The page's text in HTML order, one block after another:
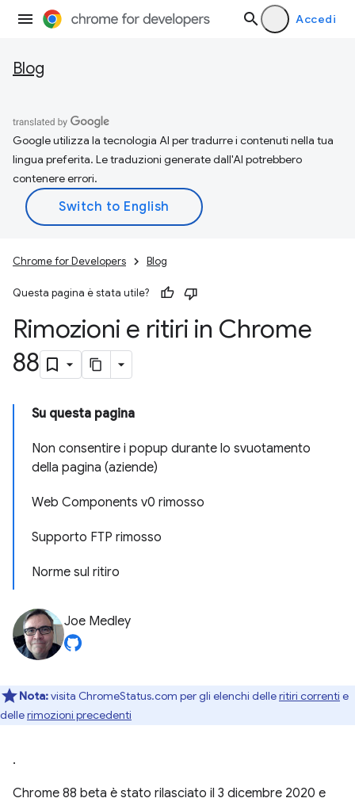
Accedi
Blog
Google utilizza la tecnologia AI per tradurre i contenuti nella tua
lingua preferita. Le traduzioni generate dall'AI potrebbero
contenere errori.
Chrome for Developers Blog
Questa pagina è stata utile?
Rimozioni e ritiri in Chrome
88
Su questa pagina
Non consentire i popup durante lo svuotamento
della pagina (aziende)
Web Components v0 rimosso
Supporto FTP rimosso
Norme sul ritiro
Joe Medley
Nota:visita ChromeStatus.com per gli elenchi delleritiri correnti e
dellerimozioni precedenti
.
Chrome 88 beta è stato rilasciato il 3 dicembre 2020 e